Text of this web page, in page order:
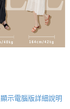
顯示電腦版詳細說明